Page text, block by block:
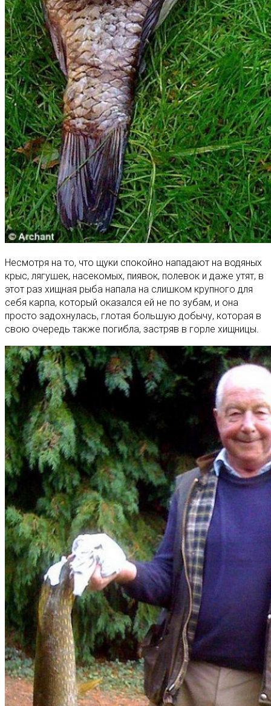
Несмотря на то, что щуки спокойно нападают на водяных
крыс, лягушек, насекомых, пиявок, полевок и даже утят, в
этот раз хищная рыба напала на слишком крупного для
себя карпа, который оказался ей не по зубам, и она
просто задохнулась, глотая большую добычу, которая в
свою очередь также погибла, застряв в горле хищницы.